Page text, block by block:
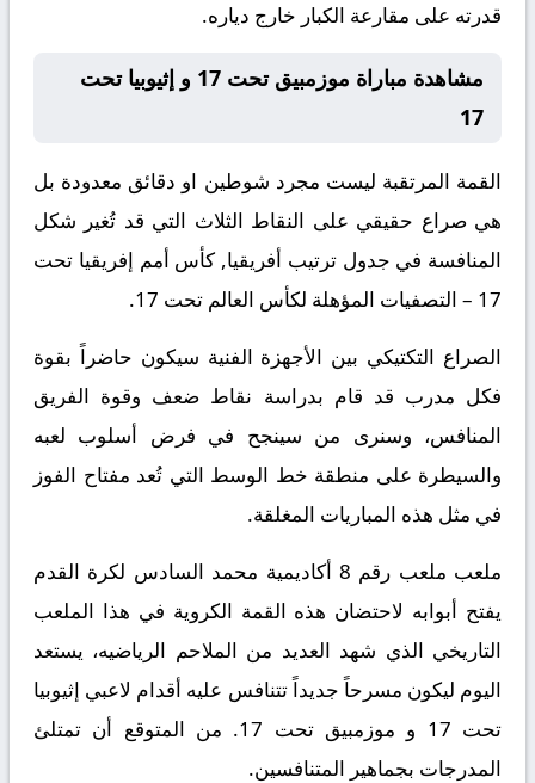
قدرته على مقارعة الكبار خارج دياره.
مشاهدة مباراة موزمبيق تحت 17 و إثيوبيا تحت
17
القمة المرتقبة ليست مجرد شوطين او دقائق معدودة بل
هي صراع حقيقي على النقاط الثلاث التي قد تُغير شكل
المنافسة في جدول ترتيب أفريقيا, كأس أمم إفريقيا تحت
17 – التصفيات المؤهلة لكأس العالم تحت 17.
الصراع التكتيكي بين الأجهزة الفنية سيكون حاضراً بقوة
فكل مدرب قد قام بدراسة نقاط ضعف وقوة الفريق
المنافس، وسنرى من سينجح في فرض أسلوب لعبه
والسيطرة على منطقة خط الوسط التي تُعد مفتاح الفوز
في مثل هذه المباريات المغلقة.
ملعب ملعب رقم 8 أكاديمية محمد السادس لكرة القدم
يفتح أبوابه لاحتضان هذه القمة الكروية في هذا الملعب
التاريخي الذي شهد العديد من الملاحم الرياضيه، يستعد
اليوم ليكون مسرحاً جديداً تتنافس عليه أقدام لاعبي إثيوبيا
تحت 17 و موزمبيق تحت 17. من المتوقع أن تمتلئ
المدرجات بجماهير المتنافسين.